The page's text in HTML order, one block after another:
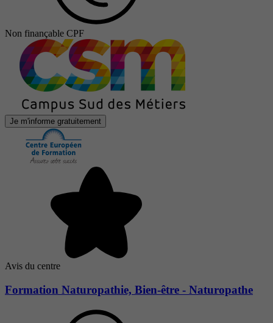
Non finançable CPF
Je m'informe gratuitement
Avis du centre
Formation Naturopathie, Bien-être - Naturopathe